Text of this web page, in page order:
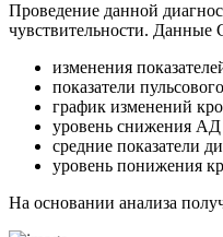
Проведение данной
чувствительности.
изменения
показатели
график изменений
уровень снижения
средние показатели
уровень понижения
На основании анализа